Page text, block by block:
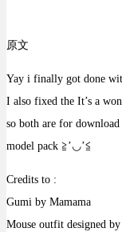
原文
Yay i finally got done
I also fixed the It’s a
so both are for
model pack ≧’◡’≦
Credits to :
Gumi by Mamama
Mouse outfit designed